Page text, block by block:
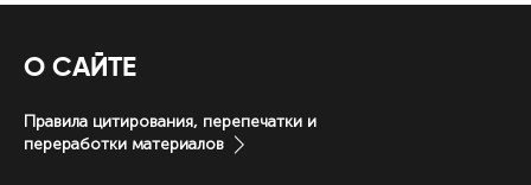
О САЙТЕ
Правила цитирования, перепечатки и
переработки материалов